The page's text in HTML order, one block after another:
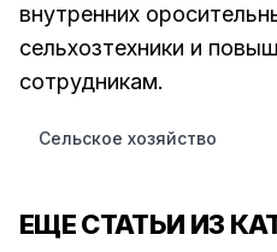
внутренних
сельхозтехники и
сотрудникам.
Сельское хозяйство
ЕЩЕ СТАТЬИ ИЗ